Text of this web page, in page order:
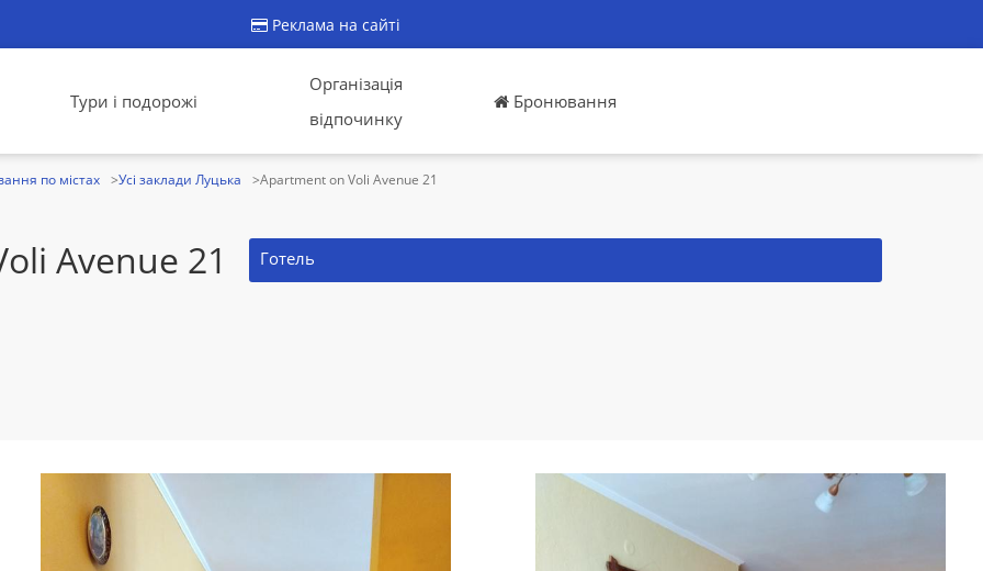
Реклама на сайті
Тури і подорожі
Організація
відпочинку
Бронювання
по містах Усі заклади Луцька Apartment on Voli Avenue 21
Avenue 21 Готель